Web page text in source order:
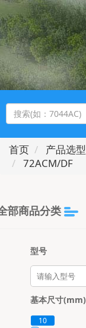
首页 产品选型
72ACM/DF
部商品分类
型号
基本尺寸(mm)
10